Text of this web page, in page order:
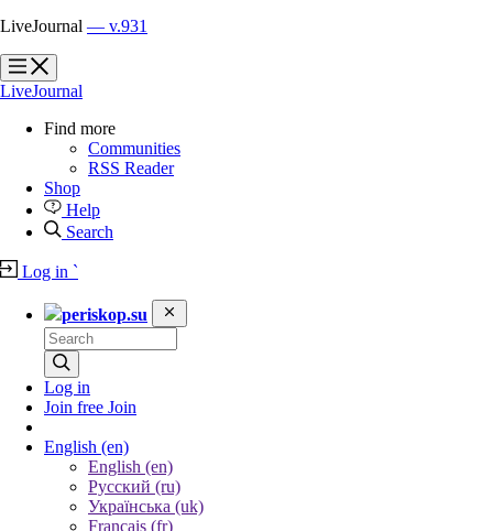
LiveJournal — v.931
?
?
LiveJournal
Find more
Communities
RSS Reader
Shop
Help
Search
Log in `
periskop.su
Log in
Join free Join
English (en)
English (en)
Русский (ru)
Українська (uk)
Français (fr)